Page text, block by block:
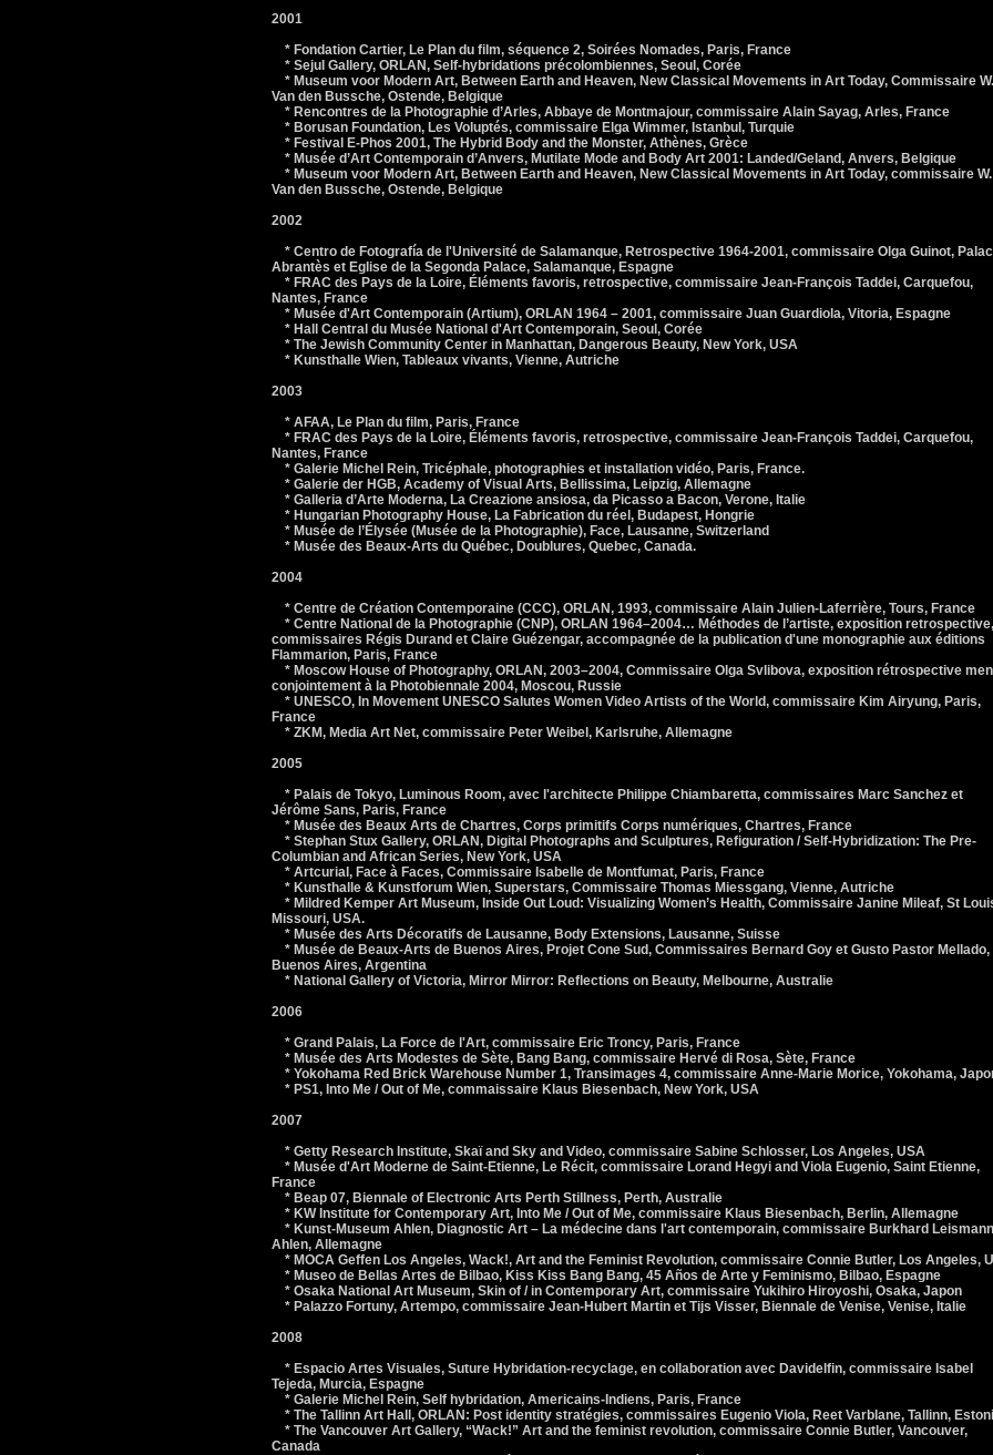
2001
* Fondation Cartier, Le Plan du film, séquence 2, Soirées Nomades, Paris, France
* Sejul Gallery, ORLAN, Self-hybridations précolombiennes, Seoul, Corée
* Museum voor Modern Art, Between Earth and Heaven, New Classical Movements in Art Today, Commissaire W.
Van den Bussche, Ostende, Belgique
* Rencontres de la Photographie d’Arles, Abbaye de Montmajour, commissaire Alain Sayag, Arles, France
* Borusan Foundation, Les Voluptés, commissaire Elga Wimmer, Istanbul, Turquie
* Festival E-Phos 2001, The Hybrid Body and the Monster, Athènes, Grèce
* Musée d’Art Contemporain d’Anvers, Mutilate Mode and Body Art 2001: Landed/Geland, Anvers, Belgique
* Museum voor Modern Art, Between Earth and Heaven, New Classical Movements in Art Today, commissaire W.
Van den Bussche, Ostende, Belgique
2002
* Centro de Fotografía de l'Université de Salamanque, Retrospective 1964-2001, commissaire Olga Guinot,
Abrantès et Eglise de la Segonda Palace, Salamanque, Espagne
* FRAC des Pays de la Loire, Éléments favoris, retrospective, commissaire Jean-François Taddei, Carquefou,
Nantes, France
* Musée d'Art Contemporain (Artium), ORLAN 1964 – 2001, commissaire Juan Guardiola, Vitoria, Espagne
* Hall Central du Musée National d'Art Contemporain, Seoul, Corée
* The Jewish Community Center in Manhattan, Dangerous Beauty, New York, USA
* Kunsthalle Wien, Tableaux vivants, Vienne, Autriche
2003
* AFAA, Le Plan du film, Paris, France
* FRAC des Pays de la Loire, Éléments favoris, retrospective, commissaire Jean-François Taddei, Carquefou,
Nantes, France
* Galerie Michel Rein, Tricéphale, photographies et installation vidéo, Paris, France.
* Galerie der HGB, Academy of Visual Arts, Bellissima, Leipzig, Allemagne
* Galleria d’Arte Moderna, La Creazione ansiosa, da Picasso a Bacon, Verone, Italie
* Hungarian Photography House, La Fabrication du réel, Budapest, Hongrie
* Musée de l’Élysée (Musée de la Photographie), Face, Lausanne, Switzerland
* Musée des Beaux-Arts du Québec, Doublures, Quebec, Canada.
2004
* Centre de Création Contemporaine (CCC), ORLAN, 1993, commissaire Alain Julien-Laferrière, Tours, France
* Centre National de la Photographie (CNP), ORLAN 1964–2004… Méthodes de l’artiste, exposition retrospective,
commissaires Régis Durand et Claire Guézengar, accompagnée de la publication d'une monographie aux éditions
Flammarion, Paris, France
* Moscow House of Photography, ORLAN, 2003–2004, Commissaire Olga Svlibova, exposition rétrospective
conjointement à la Photobiennale 2004, Moscou, Russie
* UNESCO, In Movement UNESCO Salutes Women Video Artists of the World, commissaire Kim Airyung, Paris,
France
* ZKM, Media Art Net, commissaire Peter Weibel, Karlsruhe, Allemagne
2005
* Palais de Tokyo, Luminous Room, avec l'architecte Philippe Chiambaretta, commissaires Marc Sanchez et
Jérôme Sans, Paris, France
* Musée des Beaux Arts de Chartres, Corps primitifs Corps numériques, Chartres, France
* Stephan Stux Gallery, ORLAN, Digital Photographs and Sculptures, Refiguration / Self-Hybridization: The Pre-
Columbian and African Series, New York, USA
* Artcurial, Face à Faces, Commissaire Isabelle de Montfumat, Paris, France
* Kunsthalle & Kunstforum Wien, Superstars, Commissaire Thomas Miessgang, Vienne, Autriche
* Mildred Kemper Art Museum, Inside Out Loud: Visualizing Women’s Health, Commissaire Janine Mileaf, St
Missouri, USA.
* Musée des Arts Décoratifs de Lausanne, Body Extensions, Lausanne, Suisse
* Musée de Beaux-Arts de Buenos Aires, Projet Cone Sud, Commissaires Bernard Goy et Gusto Pastor Mellado,
Buenos Aires, Argentina
* National Gallery of Victoria, Mirror Mirror: Reflections on Beauty, Melbourne, Australie
2006
* Grand Palais, La Force de l'Art, commissaire Eric Troncy, Paris, France
* Musée des Arts Modestes de Sète, Bang Bang, commissaire Hervé di Rosa, Sète, France
* Yokohama Red Brick Warehouse Number 1, Transimages 4, commissaire Anne-Marie Morice, Yokohama,
* PS1, Into Me / Out of Me, commaissaire Klaus Biesenbach, New York, USA
2007
* Getty Research Institute, Skaï and Sky and Video, commissaire Sabine Schlosser, Los Angeles, USA
* Musée d'Art Moderne de Saint-Etienne, Le Récit, commissaire Lorand Hegyi and Viola Eugenio, Saint Etienne,
France
* Beap 07, Biennale of Electronic Arts Perth Stillness, Perth, Australie
* KW Institute for Contemporary Art, Into Me / Out of Me, commissaire Klaus Biesenbach, Berlin, Allemagne
* Kunst-Museum Ahlen, Diagnostic Art – La médecine dans l'art contemporain, commissaire Burkhard
Ahlen, Allemagne
* MOCA Geffen Los Angeles, Wack!, Art and the Feminist Revolution, commissaire Connie Butler, Los Angeles,
* Museo de Bellas Artes de Bilbao, Kiss Kiss Bang Bang, 45 Años de Arte y Feminismo, Bilbao, Espagne
* Osaka National Art Museum, Skin of / in Contemporary Art, commissaire Yukihiro Hiroyoshi, Osaka, Japon
* Palazzo Fortuny, Artempo, commissaire Jean-Hubert Martin et Tijs Visser, Biennale de Venise, Venise, Italie
2008
* Espacio Artes Visuales, Suture Hybridation-recyclage, en collaboration avec Davidelfin, commissaire Isabel
Tejeda, Murcia, Espagne
* Galerie Michel Rein, Self hybridation, Americains-Indiens, Paris, France
* The Tallinn Art Hall, ORLAN: Post identity stratégies, commissaires Eugenio Viola, Reet Varblane, Tallinn,
* The Vancouver Art Gallery, “Wack!” Art and the feminist revolution, commissaire Connie Butler, Vancouver,
Canada